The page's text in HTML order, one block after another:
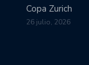
Copa Zurich
26 julio, 2026